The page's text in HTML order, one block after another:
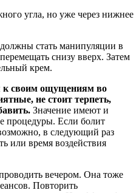
угла, но уже через нижнее
стать манипуляции в
снизу вверх. Затем
крем.
к своим ощущениям во
не стоит терпеть,
Значение имеют и
процедуры. Если болит
в следующий раз
или время воздействия
вечером. Она тоже
Повторить